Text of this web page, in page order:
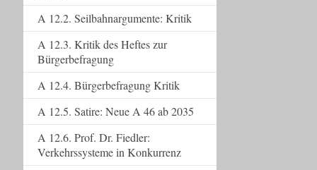
A 12.2. Seilbahnargumente: Kritik
A 12.3. Kritik des Heftes zur
Bürgerbefragung
A 12.4. Bürgerbefragung Kritik
A 12.5. Satire: Neue A 46 ab 2035
A 12.6. Prof. Dr. Fiedler:
Verkehrssysteme in Konkurrenz